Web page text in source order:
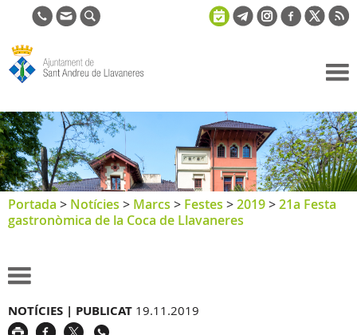
de Sant
Andreu de
Llavaneres
Portada > Notícies > Marcs > Festes >2019>21a Festa
gastronòmica de la Coca de Llavaneres
NOTÍCIES | PUBLICAT 19.11.2019